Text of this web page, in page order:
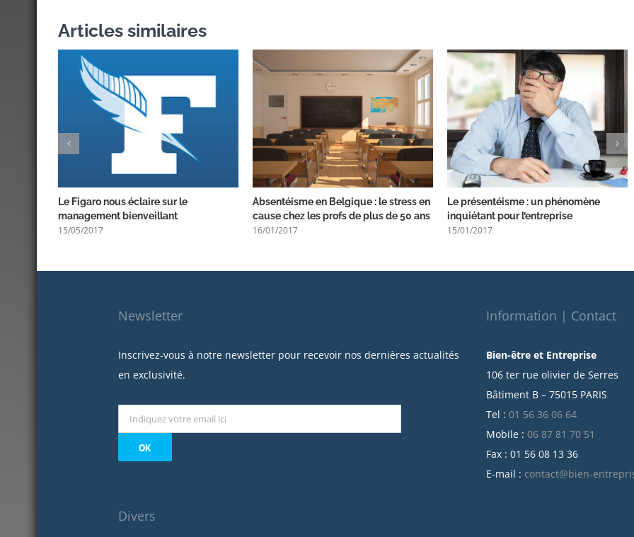
Articles similaires
Le Figaro nous éclaire sur le
management bienveillant
15/05/2017
Absentéisme en Belgique : le stress en
cause chez les profs de plus de 50 ans
16/01/2017
Le présentéisme : un phénomène
inquiétant pour l’entreprise
15/01/2017
Newsletter
Inscrivez-vous à notre newsletter pour recevoir nos dernières actualités
en exclusivité.
Divers
Information | Contact
Bien-être et Entreprise
106 ter rue olivier de Serres
Bâtiment B – 75015 PARIS
Tel : 01 56 36 06 64
Mobile : 06 87 81 70 51
Fax : 01 56 08 13 36
E-mail : contact@bien-